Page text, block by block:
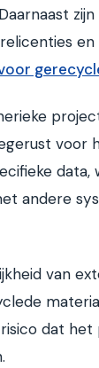
en
voor
andere
van
dat het